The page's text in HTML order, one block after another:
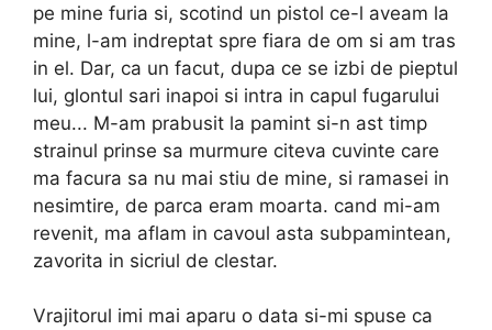
pe mine furia si, scotind un pistol ce-l aveam la
mine, l-am indreptat spre fiara de om si am tras
in el. Dar, ca un facut, dupa ce se izbi de pieptul
lui, glontul sari inapoi si intra in capul fugarului
meu... M-am prabusit la pamint si-n ast timp
strainul prinse sa murmure citeva cuvinte care
ma facura sa nu mai stiu de mine, si ramasei in
nesimtire, de parca eram moarta. cand mi-am
revenit, ma aflam in cavoul asta subpamintean,
zavorita in sicriul de clestar.
Vrajitorul imi mai aparu o data si-mi spuse ca